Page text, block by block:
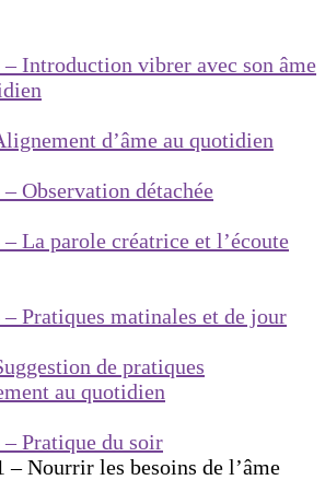
Introduction vibrer avec son âme
d’âme au quotidien
Observation détachée
La parole créatrice et l’écoute
Pratiques matinales et de jour
de pratiques
au quotidien
Pratique du soir
– Nourrir les besoins de l’âme